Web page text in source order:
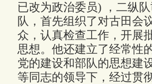
已改为政治委员) ，二纵
队，首先组织了对古田会
众，认真检查工作，开展
思想。他还建立了经常性
党的建设和部队的思想建
等同志的领导下，经过贯